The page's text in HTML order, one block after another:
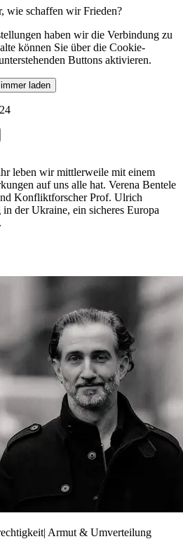
wie schaffen wir Frieden?
haben wir die Verbindung zu
können Sie über die Cookie-
Buttons aktivieren.
immer laden
leben wir mittlerweile mit einem
auf uns alle hat. Verena Bentele
Konfliktforscher Prof. Ulrich
der Ukraine, ein sicheres Europa
| Armut & Umverteilung